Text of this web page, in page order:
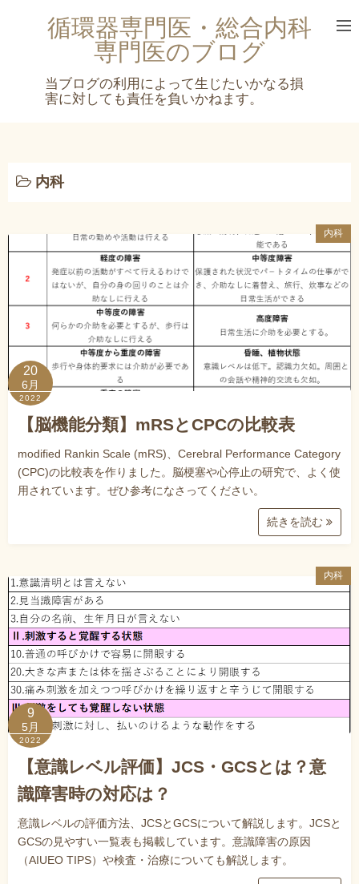
循環器専門医・総合内科
専門医のブログ
内科
内科
20
6月
2022
【脳機能分類】mRSとCPCの比較表
modified Rankin Scale (mRS)、Cerebral Performance Category
(CPC)の比較表を作りました。脳梗塞や心停止の研究で、よく使
用されています。ぜひ参考になさってください。
続きを読む
内科
9
5月
2022
【意識レベル評価】JCS・GCSとは？意
識障害時の対応は？
意識レベルの評価方法、JCSとGCSについて解説します。JCSと
GCSの見やすい一覧表も掲載しています。意識障害の原因
（AIUEO TIPS）や検査・治療についても解説します。